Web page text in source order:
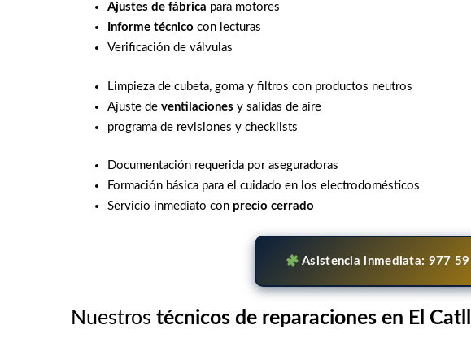
Ajustes de fábrica para motores
Informe técnico con lecturas
Verificación de válvulas
Limpieza de cubeta, goma y filtros con productos neutros
Ajuste de ventilaciones y salidas de aire
programa de revisiones y checklists
Documentación requerida por aseguradoras
Formación básica para el cuidado en los electrodomésticos
Servicio inmediato con precio cerrado
Asistencia inmediata: 977
Nuestros técnicos de reparaciones en El